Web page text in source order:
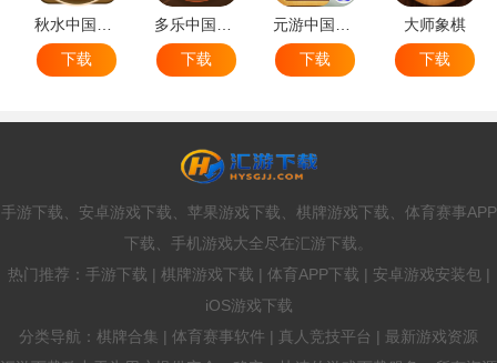
秋水中国象棋
下载
多乐中国象棋
下载
元游中国象棋
下载
大师象棋
下载
手游下载、安卓游戏下载、苹果游戏下载、棋牌游戏下载、体育赛事APP
下载、手机游戏大全尽在汇游下载。
热门推荐：手游下载 | 棋牌游戏下载 | 体育APP下载 | 安卓游戏安装包 |
iOS游戏下载
分类导航：棋牌合集 | 体育赛事软件 | 真人竞技平台 | 最新游戏资源